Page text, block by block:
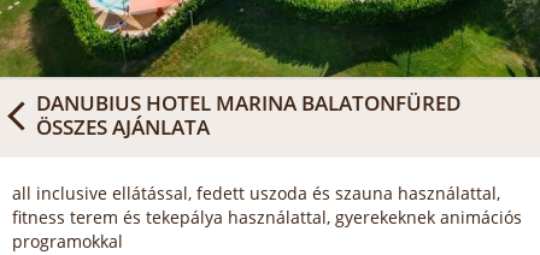
DANUBIUS HOTEL MARINA BALATONFÜRED
ÖSSZES AJÁNLATA
all inclusive ellátással, fedett uszoda és szauna használattal,
fitness terem és tekepálya használattal, gyerekeknek animációs
programokkal